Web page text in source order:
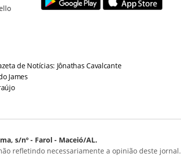
de Notícias: Jônathas Cavalcante
James
s/nº - Farol - Maceió/AL.
refletindo necessariamente a opinião deste jornal.